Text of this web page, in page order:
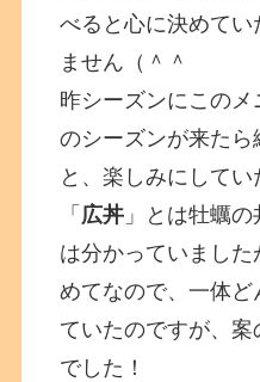
べると心に決めてい
ません（＾＾
昨シーズンにこの
のシーズンが来たら
と、楽しみにしてい
「 広丼 」とは牡蠣
は分かっていまし
めてなので、一体
ていたのですが、
でした！